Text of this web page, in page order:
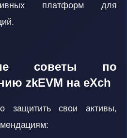
платформ для
советы по
zkEVM на eXch
защитить свои активы,